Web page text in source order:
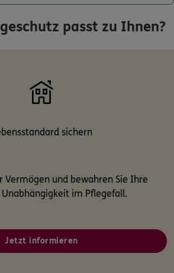
Meine Versicherungen
Zum Kundenportal
telefonisch.
/ 3746 444
passt zu Ihnen?
sichern
Vermögen und bewahren Sie Ihre
im Pflegefall.
Jetzt informieren